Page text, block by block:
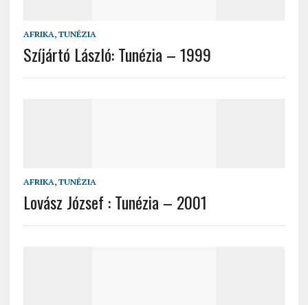
AFRIKA, TUNÉZIA
Szíjártó László: Tunézia – 1999
AFRIKA, TUNÉZIA
Lovász József : Tunézia – 2001